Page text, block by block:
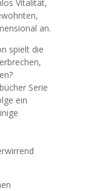
Vitalität,
an.
spielt die
Serie
ein